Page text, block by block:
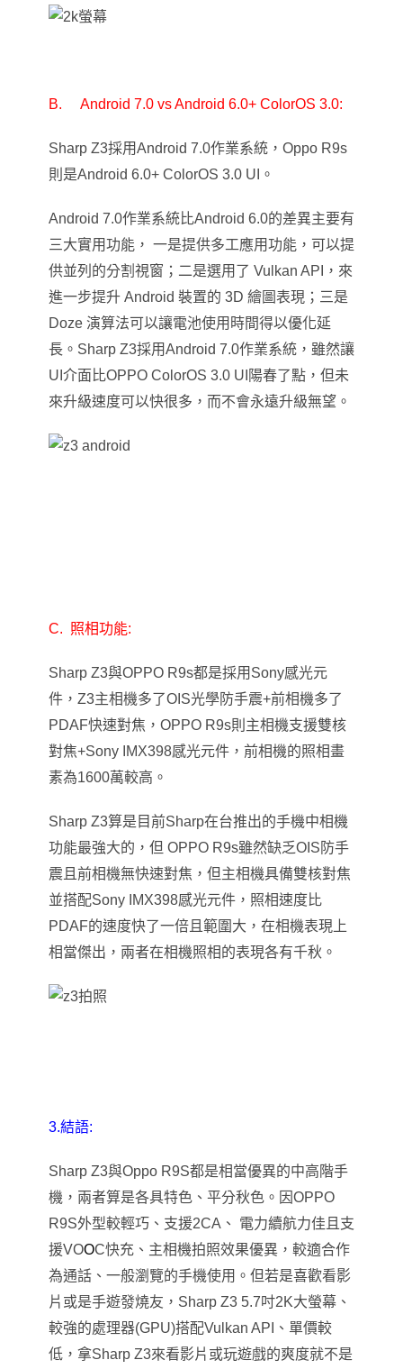
B. Android 7.0 vs Android 6.0+ ColorOS 3.0:
Sharp Z3採用Android 7.0作業系統，Oppo R9s
則是Android 6.0+ ColorOS 3.0 UI。
Android 7.0作業系統比Android 6.0的差異主要有
三大實用功能 ， 一是提供多工應用功能，可以提
供並列的分割視窗；二是選用了 Vulkan API，來
進一步提升 Android 裝置的 3D 繪圖表現；三是
Doze 演算法可以讓電池使用時間得以優化延
長。Sharp Z3採用Android 7.0作業系統 ， 雖然讓
UI介面比OPPO ColorOS 3.0 UI陽春了點 ， 但未
來升級速度可以快很多 ， 而不會永遠升級無望。
C. 照相功能:
Sharp Z3與OPPO R9s都是採用Sony感光元
件，Z3主相機多了OIS光學防手震+前相機多了
PDAF快速對焦，OPPO R9s則主相機支援雙核
對焦+Sony IMX398感光元件 ， 前相機的照相畫
素為1600萬較高。
Sharp Z3算是目前Sharp在台推出的手機中相機
功能最強大的，但 OPPO R9s雖然缺乏OIS防手
震且前相機無快速對焦，但主相機具備雙核對焦
並搭配Sony IMX398感光元件 ， 照相速度比
PDAF的速度快了一倍且範圍大，在相機表現上
相當傑出，兩者在相機照相的表現各有千秋。
3.結語:
Sharp Z3與Oppo R9S都是相當優異的中高階手
機，兩者算是各具特色 、 平分秋色。因OPPO
R9S外型較輕巧、支援2CA、 電力續航力佳且支
援VOOC快充、主相機拍照效果優異，較適合作
為通話、一般瀏覽的手機使用。但若是喜歡看影
片或是手遊發燒友，Sharp Z3 5.7吋2K大螢幕、
較強的處理器(GPU)搭配Vulkan API
、 單價較
低 ， 拿Sharp Z3來看影片或玩遊戲的爽度就不是